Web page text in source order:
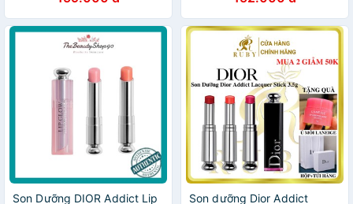
Son Dưỡng DIOR Addict Lip
Son dưỡng Dior Addict